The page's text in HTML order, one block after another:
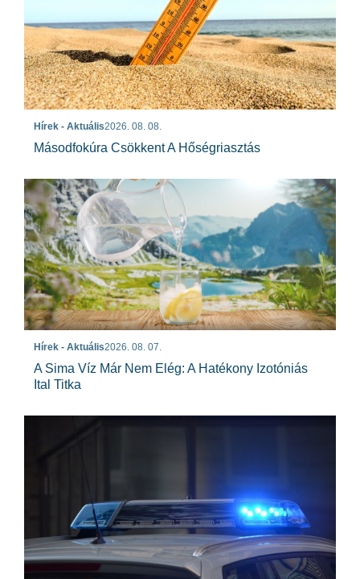
Hírek - Aktuális2026. 08. 08.
Másodfokúra Csökkent A Hőségriasztás
Hírek - Aktuális2026. 08. 07.
A Sima Víz Már Nem Elég: A Hatékony Izotóniás
Ital Titka